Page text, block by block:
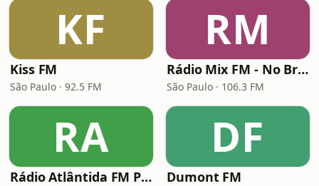
KF
Kiss FM
São Paulo · 92.5 FM
RM
Rádio Mix FM - No Break
São Paulo · 106.3 FM
RA
Rádio Atlântida FM Porto Alegre
DF
Dumont FM